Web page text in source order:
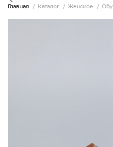
Главная Каталог Женское